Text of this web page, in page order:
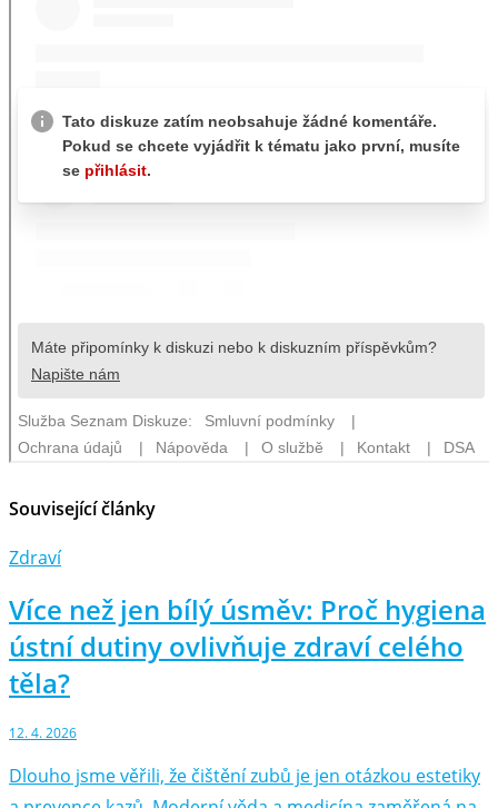
Související články
Zdraví
Více než jen bílý úsměv: Proč hygiena
ústní dutiny ovlivňuje zdraví celého
těla?
12. 4. 2026
Dlouho jsme věřili, že čištění zubů je jen otázkou estetiky